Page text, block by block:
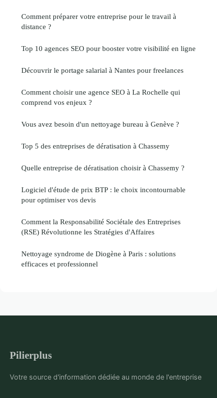
Comment préparer votre entreprise pour le travail à
distance ?
Top 10 agences SEO pour booster votre visibilité en ligne
Découvrir le portage salarial à Nantes pour freelances
Comment choisir une agence SEO à La Rochelle qui
comprend vos enjeux ?
Vous avez besoin d'un nettoyage bureau à Genève ?
Top 5 des entreprises de dératisation à Chassemy
Quelle entreprise de dératisation choisir à Chassemy ?
Logiciel d'étude de prix BTP : le choix incontournable
pour optimiser vos devis
Comment la Responsabilité Sociétale des Entreprises
(RSE) Révolutionne les Stratégies d'Affaires
Nettoyage syndrome de Diogène à Paris : solutions
efficaces et professionnel
Pilierplus
Votre source d'information dédiée au monde de l'entreprise